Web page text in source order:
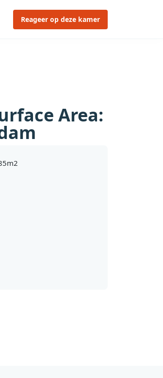
Reageer op deze kamer
Area: